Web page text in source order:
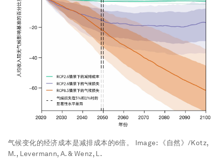
气候变化的经济成本是减排成本的6倍。 Image:
《自然》/Kotz,
M., Levermann, A. & Wenz, L.